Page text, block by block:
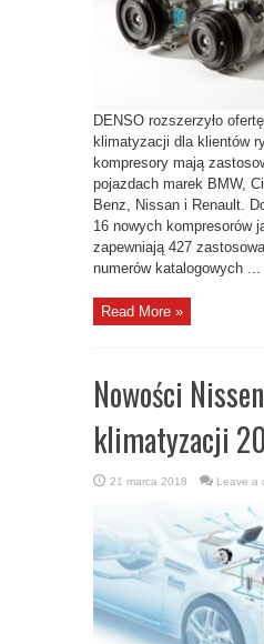
DENSO rozszerzyło
klimatyzacji dla klientów
kompresory mają
pojazdach marek BMW,
Benz, Nissan i Renault.
16 nowych kompresorów
zapewniają 427
numerów katalogowych ...
Read More »
Nowości
klimatyzacji
21 marca 2018 Leave a